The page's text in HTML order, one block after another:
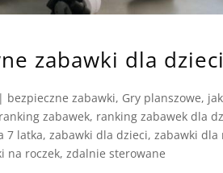
zabawki dla dzieci
| bezpieczne zabawki, Gry planszowe,
ranking zabawek, ranking zabawek dla
7 latka,zabawki dla dzieci,zabawki dla
na roczek,zdalnie sterowane